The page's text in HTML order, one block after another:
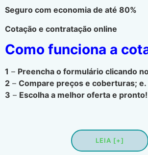
Seguro com economia de até 80%
Cotação e contratação online
Como funciona a
1 – Preencha o formulário clicando
2 – Compare preços e coberturas; e.
3 – Escolha a melhor oferta e pronto!
LEIA [+]